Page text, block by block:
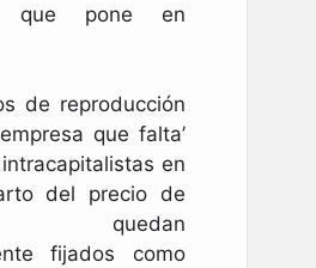
que pone en
de reproducción
que falta’
en
del precio de
quedan
fijados como